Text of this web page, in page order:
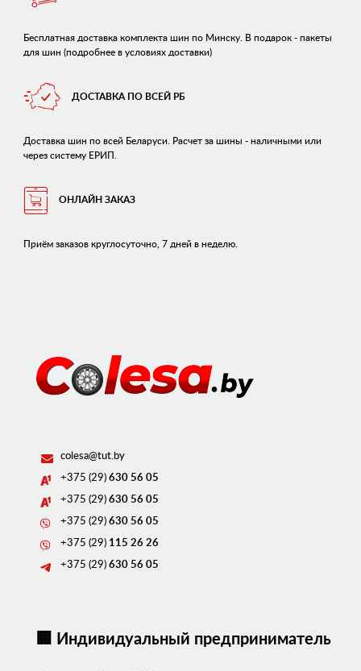
Бесплатная доставка комплекта шин по Минску. В подарок - пакеты
для шин (подробнее в условиях доставки)
ДОСТАВКА ПО ВСЕЙ РБ
Доставка шин по всей Беларуси. Расчет за шины - наличными или
через систему ЕРИП.
ОНЛАЙН ЗАКАЗ
Приём заказов круглосуточно, 7 дней в неделю.
colesa@tut.by
+375 (29) 630 56 05
+375 (29) 630 56 05
+375 (29) 630 56 05
+375 (29) 115 26 26
+375 (29) 630 56 05
🏢 Индивидуальный предприниматель